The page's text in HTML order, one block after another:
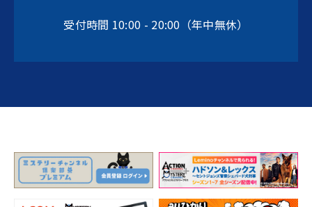
受付時間 10:00 - 20:00（年中無休）